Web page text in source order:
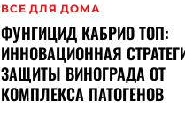
ВСЕ ДЛЯ ДОМА
ФУНГИЦИД КАБРИО ТОП:
ИННОВАЦИОННАЯ
ЗАЩИТЫ ВИНОГРАДА ОТ
КОМПЛЕКСА ПАТОГЕНОВ